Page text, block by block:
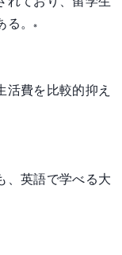
る。※
費を比較的抑え
英語で学べる大